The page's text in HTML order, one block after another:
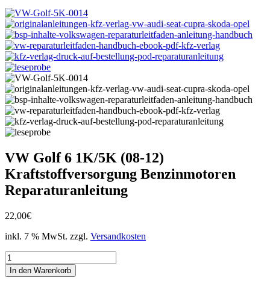
VW Golf 6 1K/5K (08-12)
Kraftstoffversorgung Benzinmotoren
Reparaturanleitung
22,00€
inkl. 7 % MwSt. zzgl. Versandkosten
VW
Golf
6
In den Warenkorb